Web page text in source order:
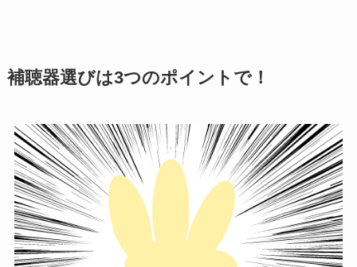
補聴器選びは3つのポイントで！